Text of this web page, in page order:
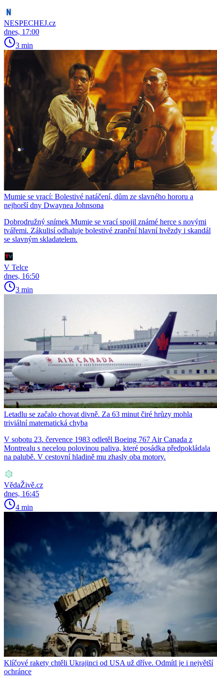
NESPECHEJ.cz
dnes, 17:00
3 min
Mumie se vrací: Bolestivé natáčení, dům ze slavného hororu a
nejhorší dny Dwaynea Johnsona
Dobrodružný snímek Mumie se vrací spojil známé herce s novými
tvářemi. Zákulisí odhaluje bolestivé zranění hlavní hvězdy i skandál
se slavným skladatelem.
V Telce
dnes, 16:50
3 min
Letadlu se začalo chovat divně. Za 63 minut čiré hrůzy mohla
triviální matematická chyba
V sobotu 23. července 1983 odletěl Boeing 767 Air Canada z
Montrealu s necelou polovinou paliva, které posádka předpokládala
na palubě. V cestovní hladině mu zhasly oba motory.
VědaŽivě.cz
dnes, 16:45
4 min
Klíčové rakety chtěli Ukrajinci od USA už dříve. Odmítl je i největší
ochránce